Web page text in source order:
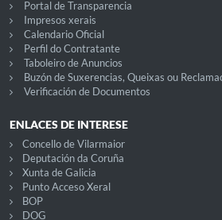
Portal de Transparencia
Impresos xerais
Calendario Oficial
Perfil do Contratante
Taboleiro de Anuncios
Buzón de Suxerencias, Queixas ou
Verificación de Documentos
ENLACES DE INTERESE
Concello de Vilarmaior
Deputación da Coruña
Xunta de Galicia
Punto Acceso Xeral
BOP
DOG